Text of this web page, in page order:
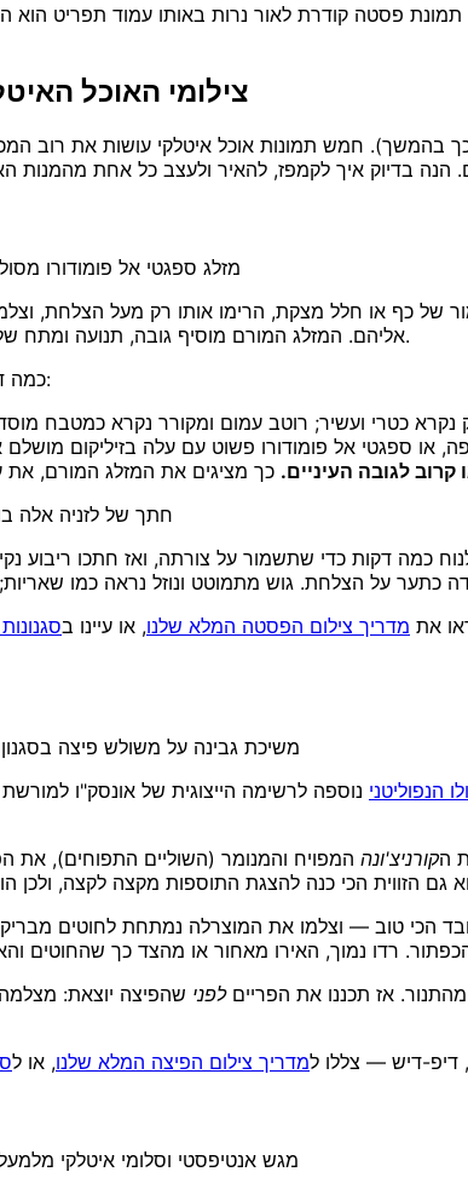
תמונת פסטה קודרת לאור נרות באותו עמוד תפריט
5 צילומי האוכל
בהמשך). חמש תמונות אוכל איטלקי עושות את רוב
מזלג ספגטי אל פומודורו
של כף או חלל מצקת, הרימו אותו רק מעל הצלחת,
אליהם. המזלג המורם מוסיף גובה, תנועה ומתח של "עוד רגע נאכל" שצלחת שטוחה לעולם לא תספק.
כמה דברים מבדילים בין סלסול פסטה מעולה לבין עצוב:
חתך של לזניה אלה
כמה דקות כדי שתשמור על צורתה, ואז חתכו ריבוע
את מדריך צילום הפסטה המלא שלנו, או עיינו ב
משיכת גבינה על משולש פיצה
הנפוליטני נוספה לרשימה הייצוגית של אונסק"ו
הקורניצ'ונה המפויח והמנומר (השוליים התפוחים), את
גם הזווית הכי כנה להצגת התוספות מקצה לקצה, ולכן
הכי טוב — וצלמו את המוצרלה נמתחת לחוטים
אז תכננו את הפרייםלפני שהפיצה יוצאת:
דיפ-דיש — צללו למדריך צילום הפיצה המלא שלנו, או ל
מגש אנטיפסטי וסלומי איטלקי